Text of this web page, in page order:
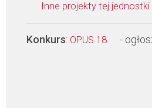
Inne projekty tej jednostki
Konkurs: OPUS 18 -